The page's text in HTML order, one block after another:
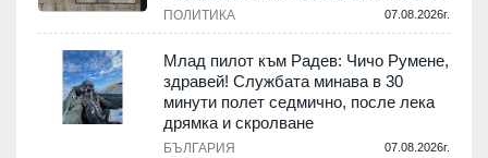
ПОЛИТИКА 07.08.2026г.
Млад пилот към Радев: Чичо Румене,
здравей! Службата минава в 30
минути полет седмично, после лека
дрямка и скролване
БЪЛГАРИЯ 07.08.2026г.